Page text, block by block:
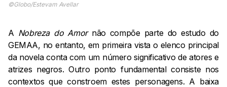
©Globo/Estevam Avellar
A Nobreza do Amor não compõe parte do estudo do
GEMAA, no entanto, em primeira vista o elenco principal
da novela conta com um número significativo de atores e
atrizes negros. Outro ponto fundamental consiste nos
contextos que constroem estes personagens. A baixa